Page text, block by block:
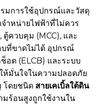
มการใช้อุปกรณ์และวัสดุ
ำหน่ายไฟฟ้าที่ไม่ควร
ตู้ควบคุม (MCC), และ
บที่ขาดไม่ได้ อุปกรณ์
อต (ELCB) และระบบ
ห้มั่นใจในความปลอดภัย
โดยชนิด สายเคเบิ้ลใต้ดิน
มร้อนสูงถูกใช้งานใน